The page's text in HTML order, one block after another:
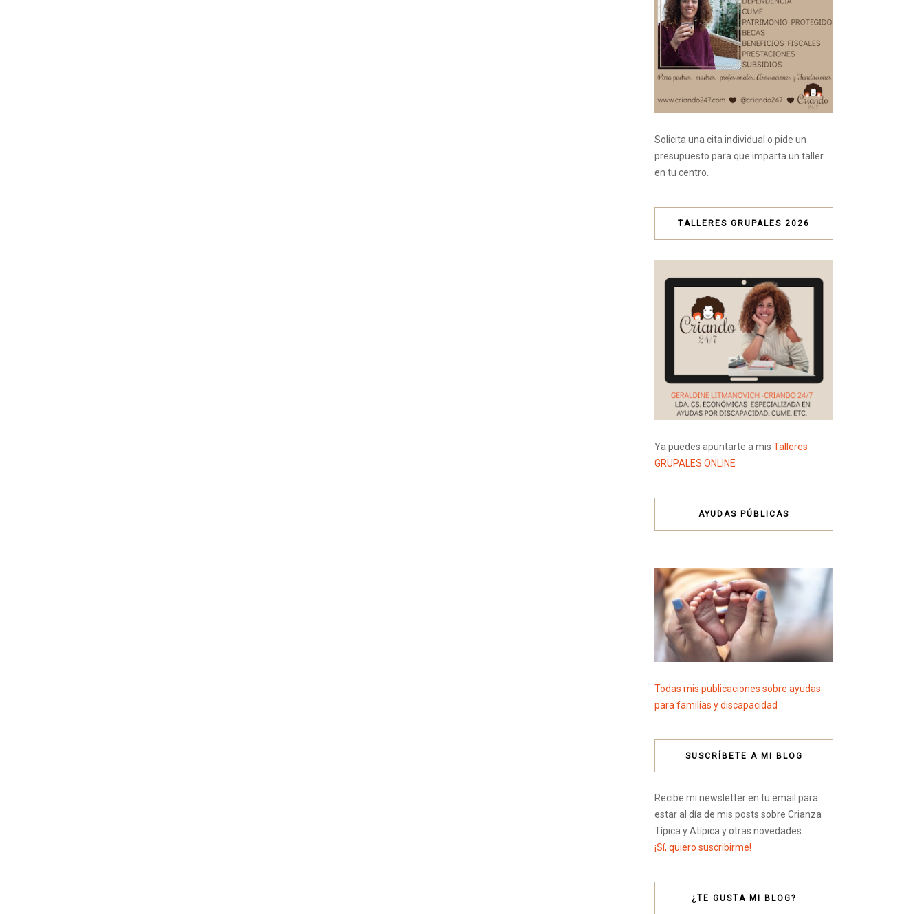
Solicita una cita individual o pide un
presupuesto para que imparta un taller
en tu centro.
TALLERES GRUPALES 2026
Ya puedes apuntarte a mis Talleres
GRUPALES ONLINE
AYUDAS PÚBLICAS
Todas mis publicaciones sobre ayudas
para familias y discapacidad
SUSCRÍBETE A MI BLOG
Recibe mi newsletter en tu email para
estar al día de mis posts sobre Crianza
Típica y Atípica y otras novedades.
¡Sí, quiero suscribirme!
¿TE GUSTA MI BLOG?